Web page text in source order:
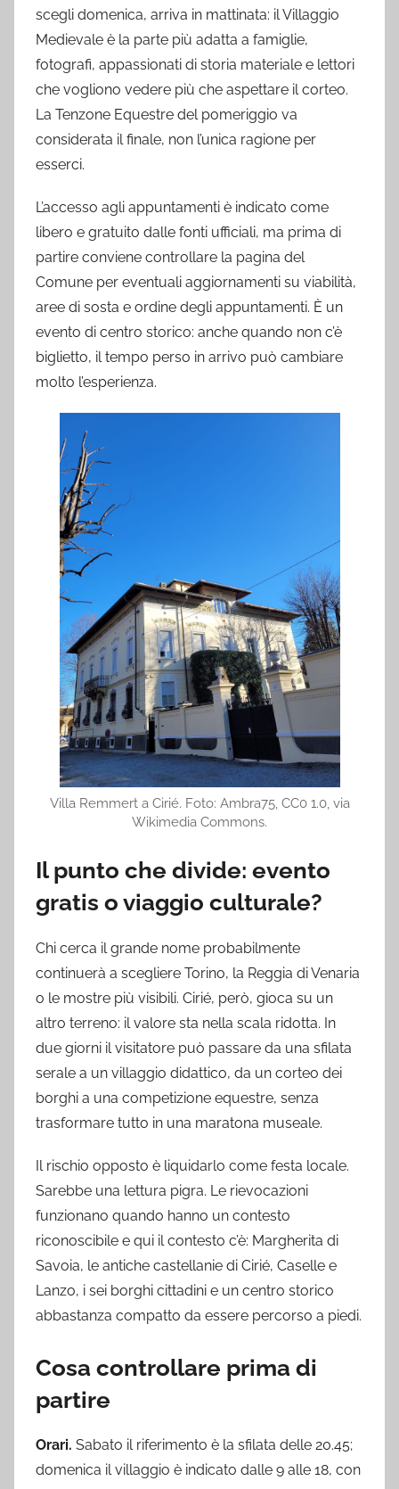
scegli domenica, arriva in mattinata: il Villaggio
Medievale è la parte più adatta a famiglie,
fotografi, appassionati di storia materiale e lettori
che vogliono vedere più che aspettare il corteo.
La Tenzone Equestre del pomeriggio va
considerata il finale, non l’unica ragione per
esserci.
L’accesso agli appuntamenti è indicato come
libero e gratuito dalle fonti ufficiali, ma prima di
partire conviene controllare la pagina del
Comune per eventuali aggiornamenti su viabilità,
aree di sosta e ordine degli appuntamenti. È un
evento di centro storico: anche quando non c’è
biglietto, il tempo perso in arrivo può cambiare
molto l’esperienza.
Villa Remmert a Cirié. Foto: Ambra75, CC0 1.0, via
Wikimedia Commons.
Il punto che divide: evento
gratis o viaggio culturale?
Chi cerca il grande nome probabilmente
continuerà a scegliere Torino, la Reggia di Venaria
o le mostre più visibili. Cirié, però, gioca su un
altro terreno: il valore sta nella scala ridotta. In
due giorni il visitatore può passare da una sfilata
serale a un villaggio didattico, da un corteo dei
borghi a una competizione equestre, senza
trasformare tutto in una maratona museale.
Il rischio opposto è liquidarlo come festa locale.
Sarebbe una lettura pigra. Le rievocazioni
funzionano quando hanno un contesto
riconoscibile e qui il contesto c’è: Margherita di
Savoia, le antiche castellanie di Cirié, Caselle e
Lanzo, i sei borghi cittadini e un centro storico
abbastanza compatto da essere percorso a piedi.
Cosa controllare prima di
partire
Orari. Sabato il riferimento è la sfilata delle 20.45;
domenica il villaggio è indicato dalle 9 alle 18, con